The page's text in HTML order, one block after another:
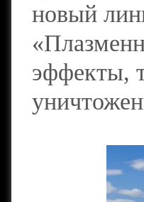
новый
эффекты,